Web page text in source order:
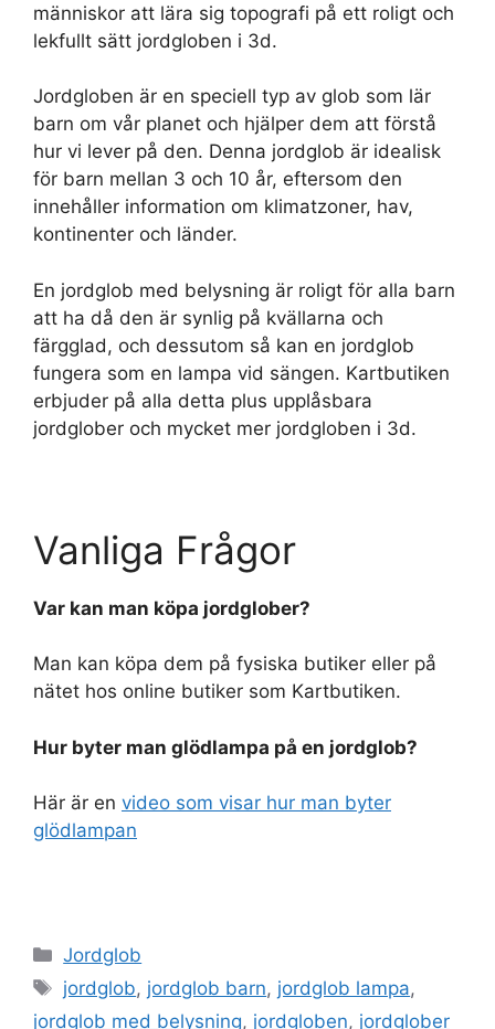
människor att lära sig topografi på ett roligt och
lekfullt sätt jordgloben i 3d.
Jordgloben är en speciell typ av glob som lär
barn om vår planet och hjälper dem att förstå
hur vi lever på den. Denna jordglob är idealisk
för barn mellan 3 och 10 år, eftersom den
innehåller information om klimatzoner, hav,
kontinenter och länder.
En jordglob med belysning är roligt för alla barn
att ha då den är synlig på kvällarna och
färgglad, och dessutom så kan en jordglob
fungera som en lampa vid sängen. Kartbutiken
erbjuder på alla detta plus upplåsbara
jordglober och mycket mer jordgloben i 3d.
Vanliga Frågor
Var kan man köpa jordglober?
Man kan köpa dem på fysiska butiker eller på
nätet hos online butiker som Kartbutiken.
Hur byter man glödlampa på en jordglob?
Här är en video som visar hur man byter
glödlampan
Categories
Jordglob
Tags
jordglob, jordglob barn, jordglob lampa,
jordglob med belysning, jordgloben, jordglober